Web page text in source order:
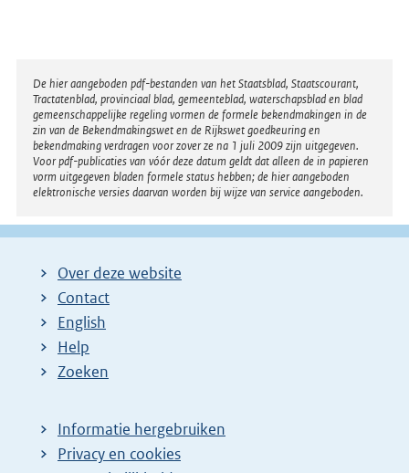
Disclaimer
De hier aangeboden pdf-bestanden van het Staatsblad, Staatscourant,
Tractatenblad, provinciaal blad, gemeenteblad, waterschapsblad en blad
gemeenschappelijke regeling vormen de formele bekendmakingen in de
zin van de Bekendmakingswet en de Rijkswet goedkeuring en
bekendmaking verdragen voor zover ze na 1 juli 2009 zijn uitgegeven.
Voor pdf-publicaties van vóór deze datum geldt dat alleen de in papieren
vorm uitgegeven bladen formele status hebben; de hier aangeboden
elektronische versies daarvan worden bij wijze van service aangeboden.
Over deze website
Contact
English
Help
Zoeken
Informatie hergebruiken
Privacy en cookies